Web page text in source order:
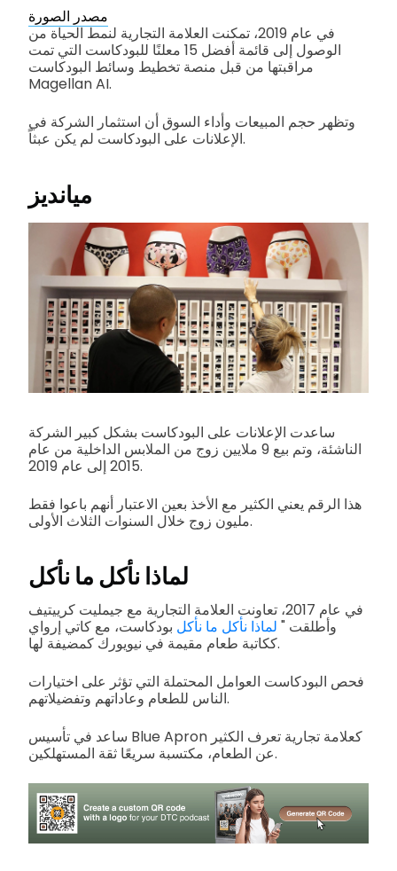
مصدر الصورة
في عام 2019، تمكنت العلامة التجارية لنمط الحياة من
الوصول إلى قائمة أفضل 15 معلنًا للبودكاست التي تمت
مراقبتها من قبل منصة تخطيط وسائط البودكاست
Magellan AI.
وتظهر حجم المبيعات وأداء السوق أن استثمار الشركة في
الإعلانات على البودكاست لم يكن عبثاً.
ميانديز
ساعدت الإعلانات على البودكاست بشكل كبير الشركة
الناشئة، وتم بيع 9 ملايين زوج من الملابس الداخلية من عام
2015 إلى عام 2019.
هذا الرقم يعني الكثير مع الأخذ بعين الاعتبار أنهم باعوا فقط
مليون زوج خلال السنوات الثلاث الأولى.
لماذا نأكل ما نأكل
في عام 2017، تعاونت العلامة التجارية مع جيمليت كرييتيف
وأطلقت " لماذا نأكل ما نأكل بودكاست، مع كاتي إرواي
ككاتبة طعام مقيمة في نيويورك كمضيفة لها.
فحص البودكاست العوامل المحتملة التي تؤثر على اختيارات
الناس للطعام وعاداتهم وتفضيلاتهم.
ساعد في تأسيس Blue Apron كعلامة تجارية تعرف الكثير
عن الطعام، مكتسبة سريعًا ثقة المستهلكين.